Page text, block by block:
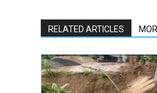
RELATED ARTICLES